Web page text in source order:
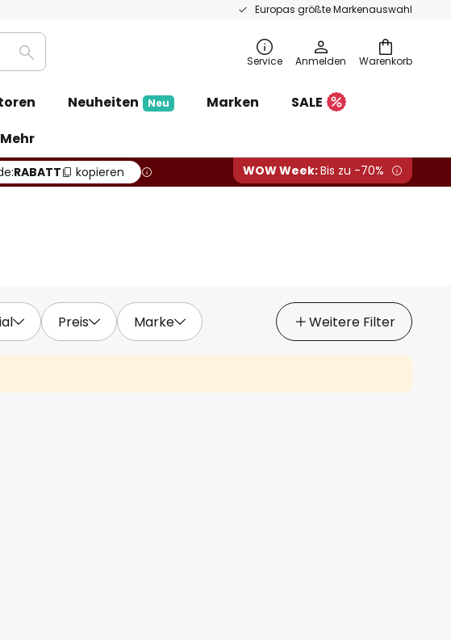
Europas größte Markenauswahl
Warenkorb
Suche Service Anmelden
Neuheiten Neu Marken
SALE
Mehr
RABATT kopieren WOW Week:Bis zu -70%
Preis Marke Weitere Filter